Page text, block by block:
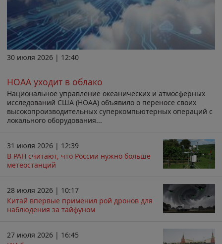
30 июля 2026 | 12:40
НОАА уходит в облако
Национальное управление океанических и атмосферных
исследований США (НОАА) объявило о переносе своих
высокопроизводительных суперкомпьютерных операций с
локального оборудования...
31 июля 2026 | 12:39
В РАН считают, что России нужно больше
метеостанций
28 июля 2026 | 10:17
Китай впервые применил рой дронов для
наблюдения за тайфуном
27 июля 2026 | 16:45